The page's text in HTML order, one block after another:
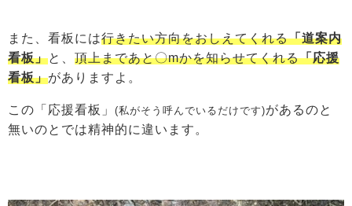
また、看板には行きたい方向をおしえてくれる「道案内
看板」と、 頂上まであと〇mかを知らせてくれる「応援
看板」がありますよ。
この「応援看板」 (私がそう呼んでいるだけです)があるのと
無いのとでは精神的に違います。